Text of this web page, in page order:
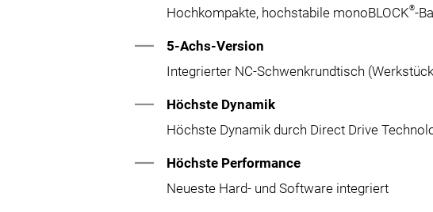
Hochkompakte, hochstabile monoBLOCK®-
5-Achs-Version
Integrierter NC-Schwenkrundtisch
Höchste Dynamik
Höchste Dynamik durch Direct Drive
Höchste Performance
Neueste Hard- und Software integriert